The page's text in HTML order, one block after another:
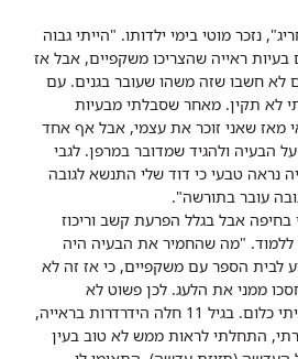
נזכר מוטי בימי ילדותו. "הייתי גבוה
ראייה שהצריכו משקפיים, אבל אז
לא חשבו שזה משהו שעובר בגנים. עם
לא תקין. מאחר שסבלתי מבעיות
מאז שאני זוכר את עצמי, אבל אף אחד
הבעיה ולהגיד שמדובר במרפן. לגבי
נראה טבעי כי דוד שלי התנשא לגובה
בחיפה אבל בגלל הפרעת קשב וריכוז
"מה שהחמיר את הבעיה היה
לבית הספר עם משקפיים, כי אז זה לא
ממני את הלעג. לכן פשוט לא
הרכבתי משקפיים ולא ראיתי כלום. בגיל 11 חלה הידרדרות בראייה,
התחלתי לראות ממש לא טוב בעין